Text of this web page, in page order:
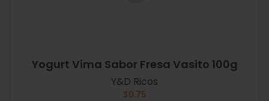
Yogurt Vima Sabor Fresa Vasito 100g
Y&D Ricos
$0.75